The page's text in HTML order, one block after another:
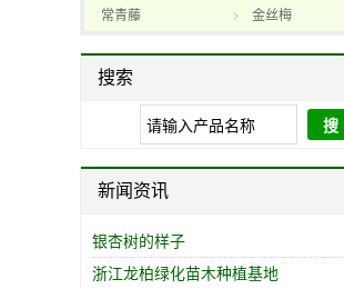
常青藤
金丝梅
搜索
新闻资讯
银杏树的样子
浙江龙柏绿化苗木种植基地